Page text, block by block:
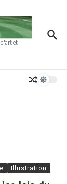
d'art et
Illustration